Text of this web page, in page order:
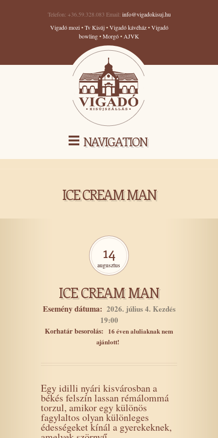
Telefon: +36.59.328.083 Email: info@vigadokisuj.hu
Vigadó mozi•Tv Kisúj•Vigadó kávéház•Vigadó
bowling•Morgó• AJVK
NAVIGATION
ICE CREAM MAN
14
augusztus
ICE CREAM MAN
Esemény dátuma: 2026. július 4. Kezdés
19:00
Korhatár besorolás: 16 éven aluliaknak nem
ajánlott!
Egy idilli nyári kisvárosban a
békés felszín lassan rémálommá
torzul, amikor egy különös
fagylaltos olyan különleges
édességeket kínál a gyerekeknek,